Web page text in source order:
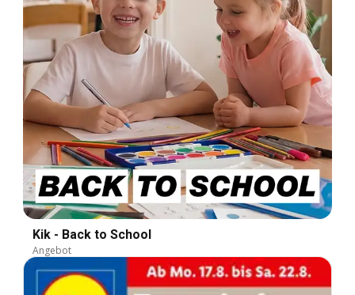
Kik - Back to School
Angebot